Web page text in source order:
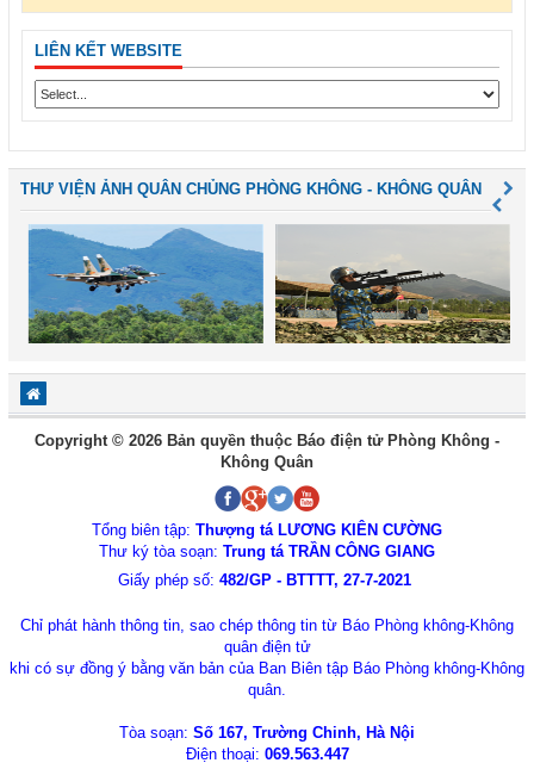
LIÊN KẾT WEBSITE
THƯ VIỆN ẢNH QUÂN CHỦNG PHÒNG KHÔNG - KHÔNG QUÂN
Copyright © 2026 Bản quyền thuộc Báo điện tử Phòng Không -
Không Quân
Tổng biên tập: Thượng tá LƯƠNG KIÊN CƯỜNG
Thư ký tòa soạn: Trung tá TRẦN CÔNG GIANG
Giấy phép số: 482/GP - BTTTT, 27-7-2021
Chỉ phát hành thông tin, sao chép thông tin từ Báo Phòng không-Không
quân điện tử
khi có sự đồng ý bằng văn bản của Ban Biên tập Báo Phòng không-Không
quân.
Tòa soạn: Số 167, Trường Chinh, Hà Nội
Điện thoại: 069.563.447